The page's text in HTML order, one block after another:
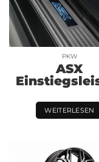
PKW
ASX
WEITERLESEN